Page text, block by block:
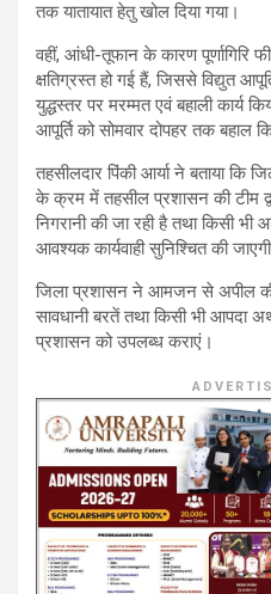
तक यातायात हेतु खोल दिया गया।
वहीं, आंधी-तूफान के कारण पूर्णागिरि
क्षतिग्रस्त हो गई हैं, जिससे विद्युत
युद्धस्तर पर मरम्मत एवं बहाली कार्य
आपूर्ति को सोमवार दोपहर तक बहाल
तहसीलदार पिंकी आर्या ने बताया कि
के क्रम में तहसील प्रशासन की टीम
निगरानी की जा रही है तथा किसी
आवश्यक कार्यवाही सुनिश्चित की
जिला प्रशासन ने आमजन से अपील
सावधानी बरतें तथा किसी भी आपदा
प्रशासन को उपलब्ध कराएं।